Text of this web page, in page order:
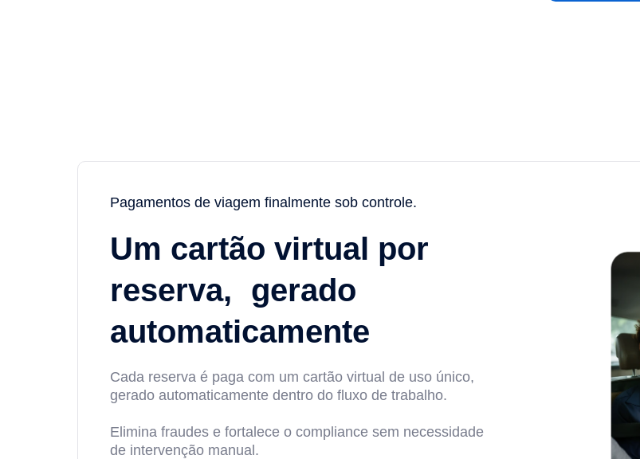
Pagamentos de viagem finalmente sob controle.
Um cartão virtual por
reserva, gerado
automaticamente
Cada reserva é paga com um cartão virtual de uso único,
gerado automaticamente dentro do fluxo de trabalho.
Elimina fraudes e fortalece o compliance sem necessidade
de intervenção manual.